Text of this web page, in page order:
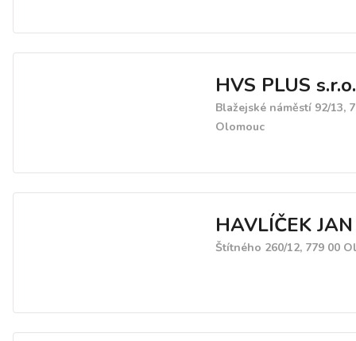
HVS PLUS s.r.o.
Blažejské náměstí 92/13,
Olomouc
HAVLÍČEK JAN
Štítného 260/12, 779 00